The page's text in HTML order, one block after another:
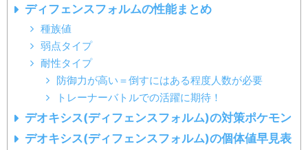
ディフェンスフォルムの性能まとめ
種族値
弱点タイプ
耐性タイプ
防御力が高い＝倒すにはある程度人数が必要
トレーナーバトルでの活躍に期待！
デオキシス(ディフェンスフォルム)の対策ポケモン
デオキシス(ディフェンスフォルム)の個体値早見表